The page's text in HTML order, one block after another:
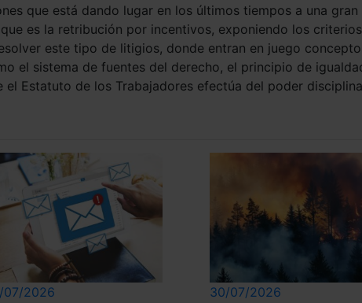
que está dando lugar en los últimos tiempos a una gran
es la retribución por incentivos, exponiendo los criterios
este tipo de litigios, donde entran en juego
el sistema de fuentes del derecho, el principio de
Estatuto de los Trabajadores efectúa del poder
07/2026
30/07/2026